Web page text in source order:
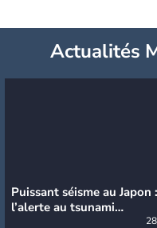
Actualités
Puissant séisme au Japon :
l’alerte au tsunami